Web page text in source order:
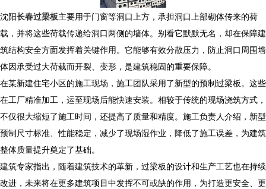
沈阳长春过梁板主要用于门窗等洞口上方，承担洞口上部砌体传来的荷
载，并将这些荷载传递给洞口两侧的墙体。别看它默默无名，却在保障建
筑结构安全方面发挥着关键作用。它能够有效分散压力，防止洞口周围墙
体因承受过大荷载而开裂、变形，是建筑稳固的重要保障。
在某新建住宅小区的施工现场，施工团队采用了新型的预制过梁板。这些
在工厂精准加工，运至现场后能快速安装。相较于传统的现场浇筑方式，
不仅很大缩短了施工时间，还提高了质量和精度。施工负责人介绍，新型
预制尺寸标准、性能稳定，减少了现场湿作业，降低了施工误差，为建筑
整体质量提升奠定了基础。
建筑专家指出，随着建筑技术的革新，过梁板的设计和生产工艺也在持续
改进，未来将在更多建筑项目中发挥不可或缺的作用，为打造更安全、更